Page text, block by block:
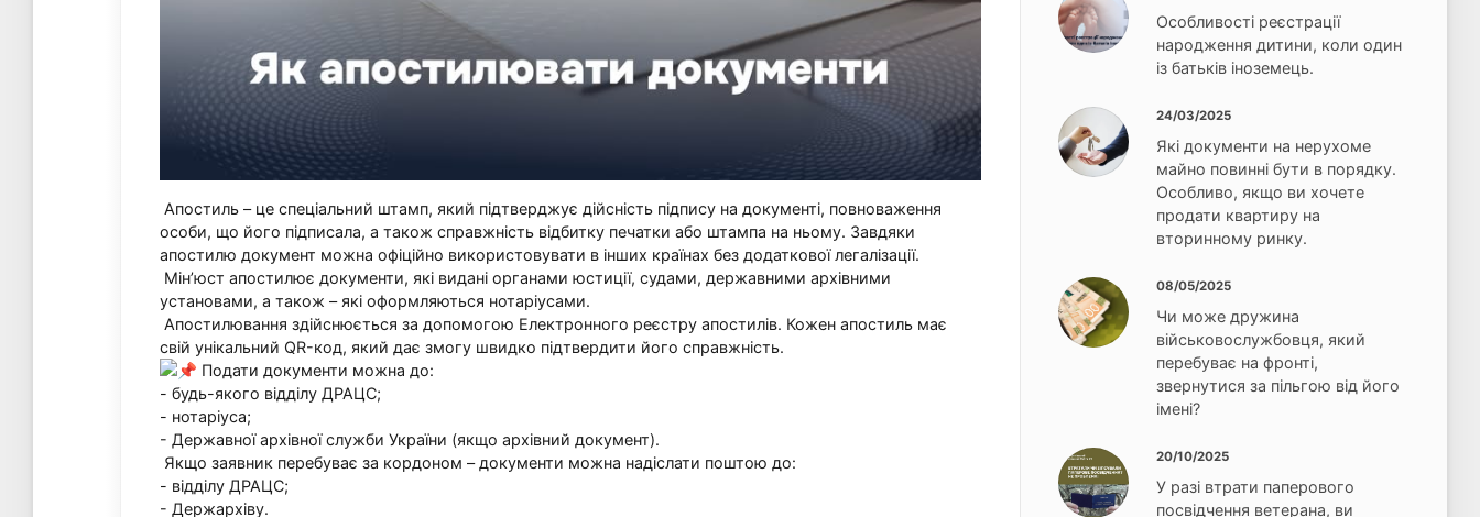
Апостиль – це спеціальний штамп, який підтверджує дійсність підпису на документі, повноваження
особи, що його підписала, а також справжність відбитку печатки або штампа на ньому. Завдяки
апостилю документ можна офіційно використовувати в інших країнах без додаткової легалізації.
Мін’юст апостилює документи, які видані органами юстиції, судами, державними архівними
установами, а також – які оформляються нотаріусами.
Апостилювання здійснюється за допомогою Електронного реєстру апостилів. Кожен апостиль має
свій унікальний QR-код, який дає змогу швидко підтвердити його справжність.
Подати документи можна до:
- будь-якого відділу ДРАЦС;
- нотаріуса;
- Державної архівної служби України (якщо архівний документ).
Якщо заявник перебуває за кордоном – документи можна надіслати поштою до:
- відділу ДРАЦС;
- Держархіву.
Особливості реєстрації
народження дитини, коли один
із батьків іноземець.
24/03/2025
Які документи на нерухоме
майно повинні бути в порядку.
Особливо, якщо ви хочете
продати квартиру на
вторинному ринку.
08/05/2025
Чи може дружина
військовослужбовця, який
перебуває на фронті,
звернутися за пільгою від його
імені?
20/10/2025
У разі втрати паперового
посвідчення ветерана, ви